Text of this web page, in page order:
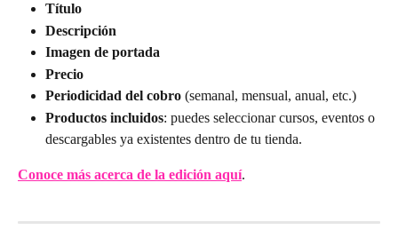
Título
Descripción
Imagen de portada
Precio
Periodicidad del cobro (semanal, mensual, anual, etc.)
Productos incluidos: puedes seleccionar cursos, eventos o
descargables ya existentes dentro de tu tienda.
Conoce más acerca de la edición aquí.